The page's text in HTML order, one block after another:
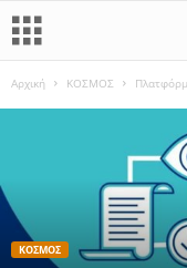
Αρχική ΚΟΣΜΟΣ
ΚΟΣΜΟΣ